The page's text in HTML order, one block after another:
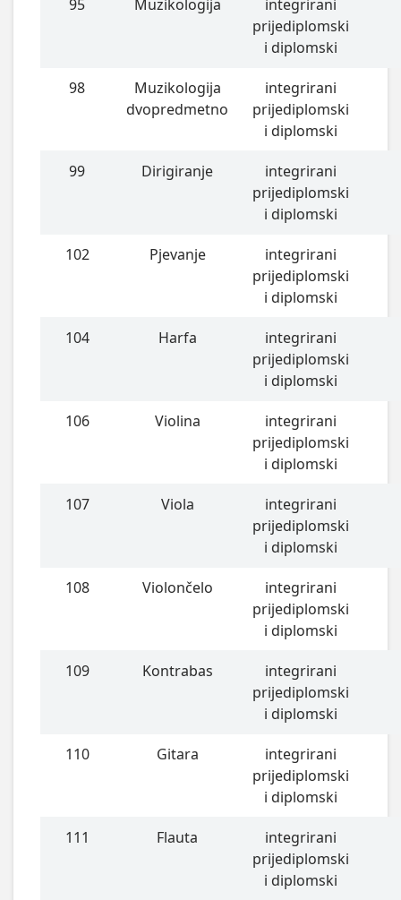
95 Muzikologija
integrirani
prijediplomski
i diplomski
98
Muzikologija
dvopredmetno
integrirani
prijediplomski
i diplomski
99 Dirigiranje
integrirani
prijediplomski
i diplomski
102 Pjevanje
integrirani
prijediplomski
i diplomski
104 Harfa
integrirani
prijediplomski
i diplomski
106 Violina
integrirani
prijediplomski
i diplomski
107 Viola
integrirani
prijediplomski
i diplomski
108 Violončelo
integrirani
prijediplomski
i diplomski
109 Kontrabas
integrirani
prijediplomski
i diplomski
110 Gitara
integrirani
prijediplomski
i diplomski
111 Flauta
integrirani
prijediplomski
i diplomski